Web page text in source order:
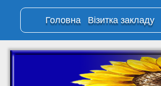
Головна Візитка закладу